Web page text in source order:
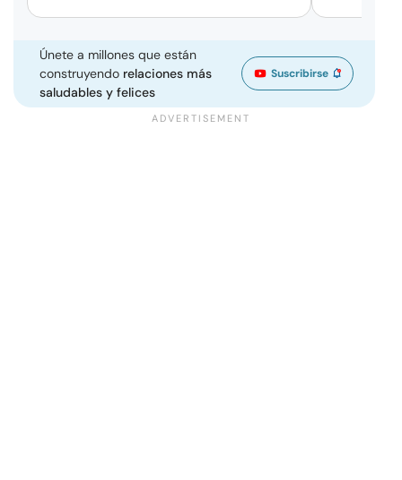
Únete a millones que están
construyendo relaciones más
saludables y felices
Suscribirse